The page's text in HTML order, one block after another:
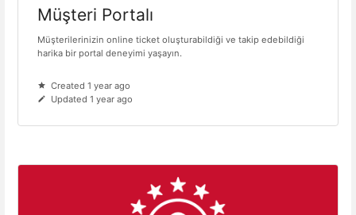
Müşteri Portalı
Müşterilerinizin online ticket oluşturabildiği ve takip edebildiği
harika bir portal deneyimi yaşayın.
Created 1 year ago
Updated 1 year ago